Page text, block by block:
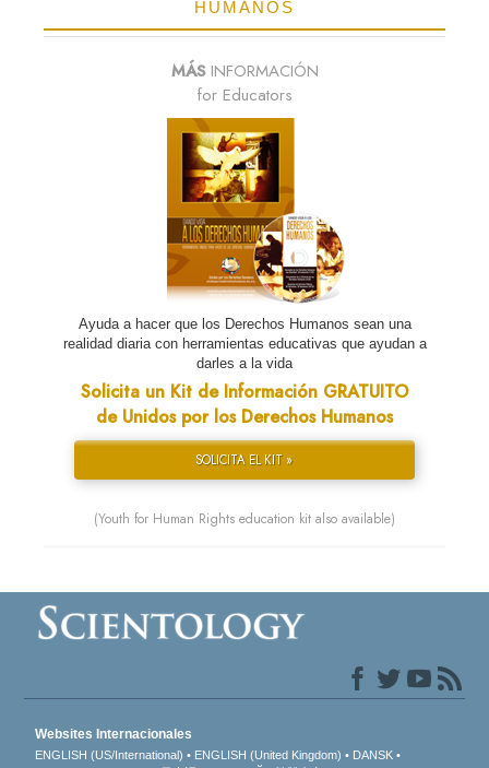
HUMANOS
MÁSINFORMACIÓN
for Educators
Ayuda a hacer que los Derechos Humanos sean una
realidad diaria con herramientas educativas que ayudan a
darles a la vida
Solicita un Kit de Información GRATUITO
de Unidos por los Derechos Humanos
SOLICITA EL KIT »
(Youth for Human Rights education kit also available)
Websites Internacionales
ENGLISH (US/International) ENGLISH (United Kingdom)
DANSK